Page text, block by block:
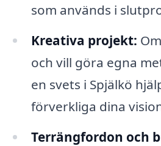
som används i
Kreativa projekt:
och vill göra egna
en svets i Spjälkö
förverkliga dina
Terrängfordon och